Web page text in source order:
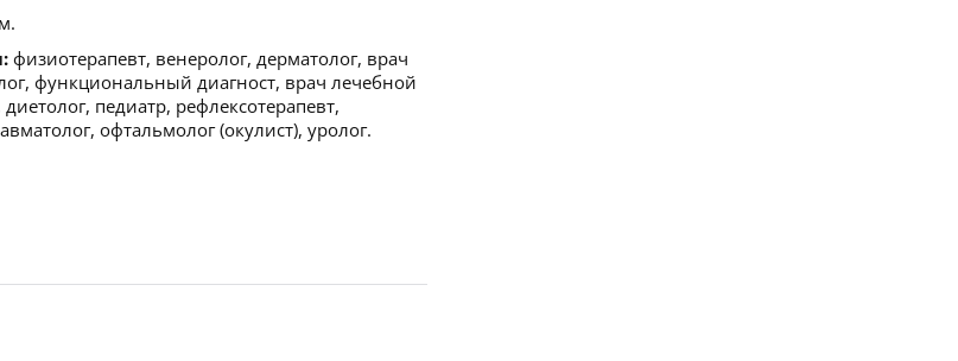
физиотерапевт, венеролог, дерматолог, врач
функциональный диагност, врач лечебной
педиатр, рефлексотерапевт,
офтальмолог (окулист), уролог.